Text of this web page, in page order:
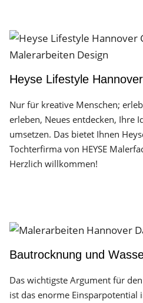
Heyse Lifestyle
Nur für kreative Menschen;
erleben, Neues entdecken, Ihre
umsetzen. Das bietet Ihnen
Tochterfirma von HEYSE
Herzlich willkommen!
Bautrocknung und
Das wichtigste Argument für
ist das enorme Einsparpotential